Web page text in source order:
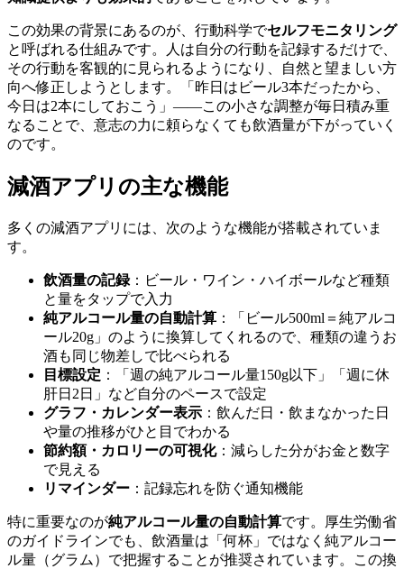
この効果の背景にあるのが、行動科学でセルフモニタリング
と呼ばれる仕組みです。人は自分の行動を記録するだけで、
その行動を客観的に見られるようになり、自然と望ましい方
向へ修正しようとします。「昨日はビール3本だったから、
今日は2本にしておこう」——この小さな調整が毎日積み重
なることで、意志の力に頼らなくても飲酒量が下がっていく
のです。
減酒アプリの主な機能
多くの減酒アプリには、次のような機能が搭載されていま
す。
飲酒量の記録：ビール・ワイン・ハイボールなど種類
と量をタップで入力
純アルコール量の自動計算 ：「ビール500ml＝純アルコ
ール20g」のように換算してくれるので、種類の違うお
酒も同じ物差しで比べられる
目標設定 ：「週の純アルコール量150g以下」「週に休
肝日2日」など自分のペースで設定
グラフ・カレンダー表示 ：飲んだ日・飲まなかった日
や量の推移がひと目でわかる
節約額・カロリーの可視化：減らした分がお金と数字
で見える
リマインダー ：記録忘れを防ぐ通知機能
特に重要なのが純アルコール量の自動計算です。厚生労働省
のガイドラインでも、飲酒量は「何杯」ではなく純アルコー
ル量（グラム）で把握することが推奨されています。この換